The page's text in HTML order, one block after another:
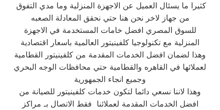
من جهاز لاخر نحن هنا حتي نحقق المعادلة الصعبه
للسوق المصري افضل خامات المستخدمة في الاجهزة
المنزلية مع تكنولوجيا كلفينيتور العالمية باسعار اقتصادية
وهذا لضمان افضل الخدمات المقدمة من كلفينيتور القطامية
لعملائها في القاهره والقطامية حتي محافظات الوجه البحري
وجميع انجاء الجمهورية
وهذا لاننا نسعي دائما لتكون خدمات كلفينيتور للصيانة من
افضل الخدمات المقدمة لعملائنا فقط الاتصال بـ مراكز